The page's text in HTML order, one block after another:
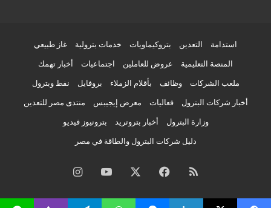
استدامة التعدين بتروكيماويات خدمات بترولية غاز طبيعي
المنصة التعليمية عروض للعاملين اجتماعيات أخبار تهمك
ملعب الشركات وظائف بأقلام الزملاء بروفايل نفط وبترول
أخبار شركات البترول فعاليات معرض إيجيبس منتدى مصر للتعدين
وزارة البترول أخبار بتروتريد بترونيوز فيديو
دليل شركات البترول والطاقة في مصر
ملخص
الموقع
فيسبوك ‫YouTubeانستقرام